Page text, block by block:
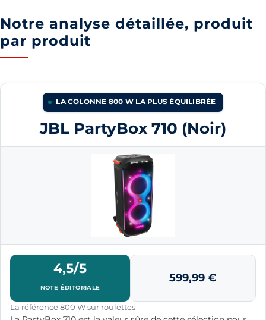
Notre analyse détaillée, produit
par produit
LA COLONNE 800 W LA PLUS ÉQUILIBRÉE
JBL PartyBox 710 (Noir)
4,5/5
NOTE ÉDITORIALE
599,99 €
La référence 800 W sur roulettes